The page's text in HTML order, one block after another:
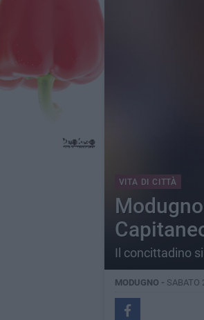
VITA DI CITTÀ
Il concittadino
MODUGNO - SABATO